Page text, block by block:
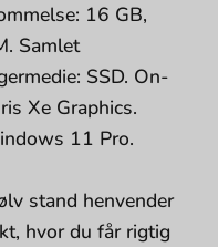
16 GB,
Samlet
SSD. On-
Xe Graphics.
11 Pro.
stand henvender
hvor du får rigtig